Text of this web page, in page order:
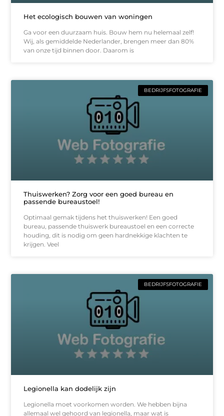
Het ecologisch bouwen van woningen
Ga voor een duurzaam huis. Bouw hem nu helemaal zelf!
Wij, als gemiddelde Nederlander, brengen meer dan 80%
van onze tijd binnen door. Daarom is
BEDRIJFSFOTOGRAFIE
Thuiswerken? Zorg voor een goed bureau en
passende bureaustoel!
Optimaal gemak tijdens het thuiswerken! Een goed
bureau, passende thuiswerk bureaustoel en een correcte
houding, dit is nodig om geen hardnekkige klachten te
krijgen. Veel
BEDRIJFSFOTOGRAFIE
Legionella kan dodelijk zijn
Legionella moet voorkomen worden. We hebben bijna
allemaal wel gehoord van legionella, maar wat is